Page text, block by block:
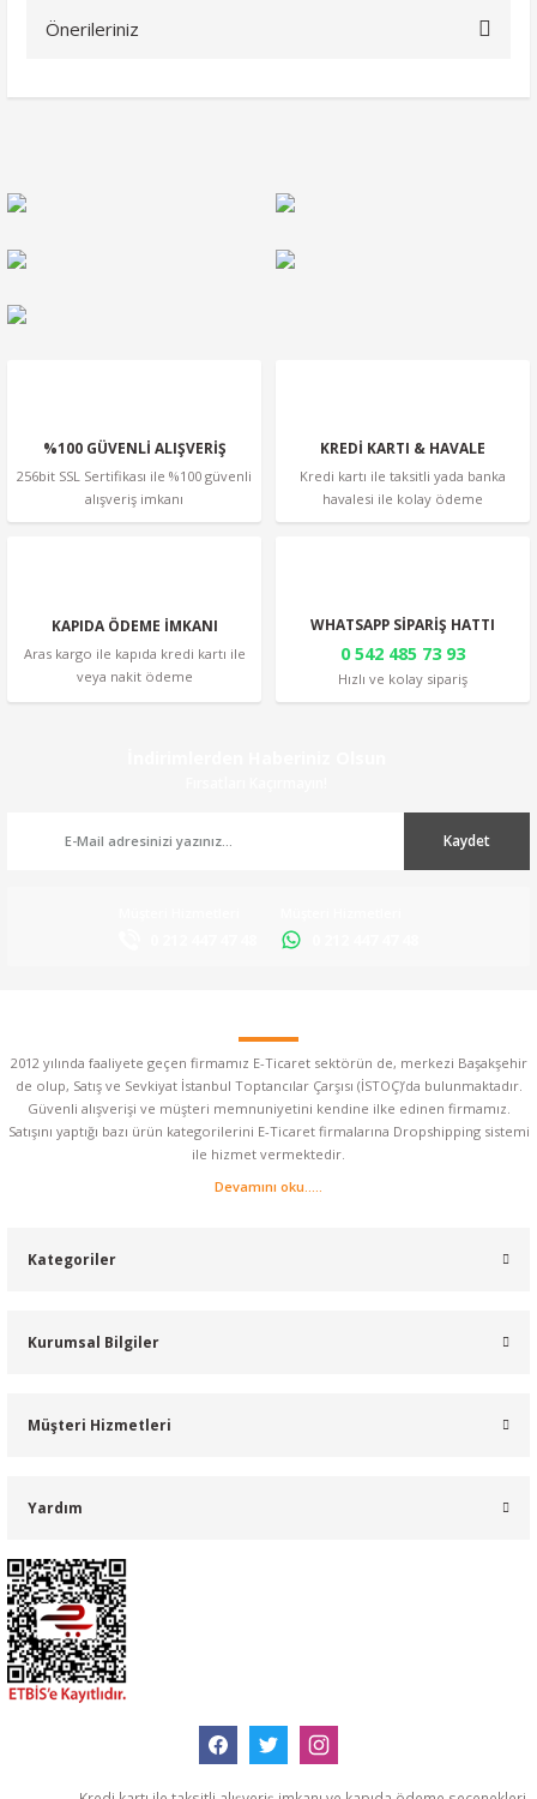
Önerileriniz
Ürün resmi kalitesiz, bozuk veya görüntülenemiyor.
Ürün açıklamasında eksik bilgiler bulunuyor.
%100 GÜVENLİ ALIŞVERİŞ
256bit SSL Sertifikası ile %100 güvenli
alışveriş imkanı
KREDİ KARTI & HAVALE
Kredi kartı ile taksitli yada banka
havalesi ile kolay ödeme
KAPIDA ÖDEME İMKANI
Aras kargo ile kapıda kredi kartı ile
veya nakit ödeme
WHATSAPP SİPARİŞ HATTI
0 542 485 73 93
Hızlı ve kolay sipariş
Kaydet
2012 yılında faaliyete geçen firmamız E-Ticaret sektörün de, merkezi Başakşehir
de olup, Satış ve Sevkiyat İstanbul Toptancılar Çarşısı (İSTOÇ)’da bulunmaktadır.
Güvenli alışverişi ve müşteri memnuniyetini kendine ilke edinen firmamız.
Satışını yaptığı bazı ürün kategorilerini E-Ticaret firmalarına Dropshipping sistemi
ile hizmet vermektedir.
Devamını oku.....
Kategoriler
Kurumsal Bilgiler
Müşteri Hizmetleri
Yardım